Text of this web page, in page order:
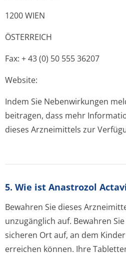
1200 WIEN
ÖSTERREICH
Fax: + 43 (0) 50 555 36207
Website:
Indem Sie Nebenwirkungen
beitragen, dass mehr
dieses Arzneimittels zur
5. Wie ist Anastrozol
Bewahren Sie dieses
unzugänglich auf. Bewahren
sicheren Ort auf, an dem
erreichen können. Ihre